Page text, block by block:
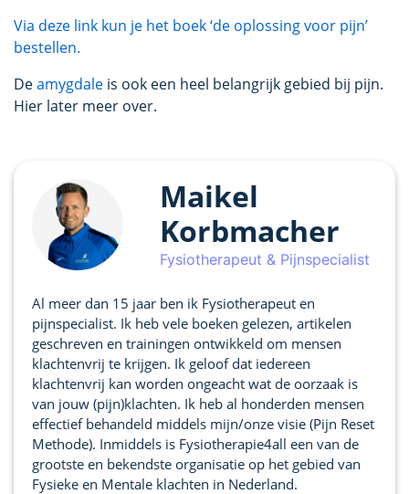
Via deze link kun je het boek ‘de oplossing voor pijn’
bestellen.
Deamygdale is ook een heel belangrijk gebied bij pijn.
Hier later meer over.
Maikel
Korbmacher
Fysiotherapeut & Pijnspecialist
Al meer dan 15 jaar ben ik Fysiotherapeut en
pijnspecialist. Ik heb vele boeken gelezen, artikelen
geschreven en trainingen ontwikkeld om mensen
klachtenvrij te krijgen. Ik geloof dat iedereen
klachtenvrij kan worden ongeacht wat de oorzaak is
van jouw (pijn)klachten. Ik heb al honderden mensen
effectief behandeld middels mijn/onze visie (Pijn Reset
Methode). Inmiddels is Fysiotherapie4all een van de
grootste en bekendste organisatie op het gebied van
Fysieke en Mentale klachten in Nederland.